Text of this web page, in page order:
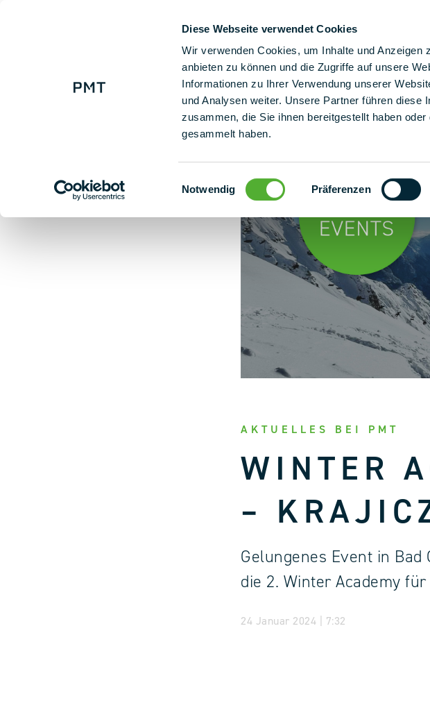
Diese Webseite verwendet Cookies
Wir verwenden Cookies, um Inhalte und
anbieten zu können und die Zugriffe auf unsere
Informationen zu Ihrer Verwendung unserer
und Analysen weiter. Unsere Partner führen
zusammen, die Sie ihnen bereitgestellt haben
gesammelt haben.
Einwilligungsauswahl
Notwendig Präferenzen
+ 49 (0) 9225 95500 Unsere Montagelösungen
AKTUELLES BEI PMT
WINTER
–
Gelungenes Event in
die 2. Winter Academy
24 Januar 2024 | 7:32